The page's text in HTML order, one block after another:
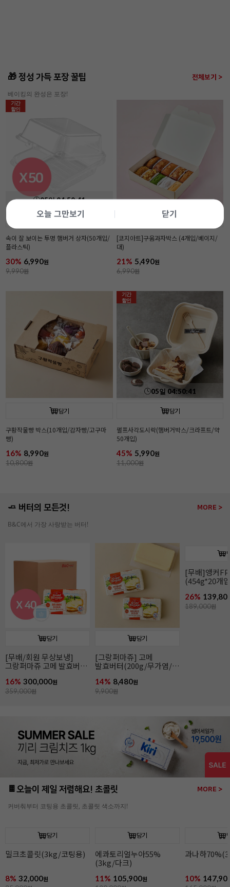
오늘 그만보기 닫기
🎁 정성 가득 포장 꿀팁 전체보기 >
베이킹의 완성은 포장!
기간
할인
05일04:50:39
담기
속이 잘 보이는 투명 햄버거 상자(50개입/
플라스틱)
30% 6,990원
9,990원
담기
[코지아트]구움과자박스 (4개입/베이지/
대)
21% 5,490원
6,990원
담기
구황작물빵 박스(10개입/감자빵/고구마
빵)
16% 8,990원
10,800원
기간
할인
05일 04:50:39
담기
펄프사각도시락(햄버거박스/크라프트/약
50개입)
45% 5,990원
11,000원
🧈 버터의 모든것! MORE >
B&C에서 가장 사랑받는 버터!
담기
[무배]앵커FP 락틱버터
(454g*20개입/발효버터)
26% 139,800원
189,000원
담기
앵커FP락틱버터(454g/
발효버터)
21% 6,990원
8,900원
🍫오늘이 제일 저렴해요! 초콜릿 MORE >
커버춰부터 코팅용 초콜릿, 초콜릿 색소까지!